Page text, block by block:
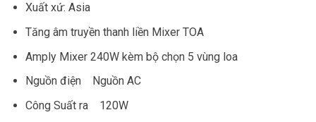
Xuất xứ: Asia
Tăng âm truyền thanh liền Mixer TOA
Amply Mixer 240W kèm bộ chọn 5 vùng loa
Nguồn điện Nguồn AC
Công Suất ra 120W